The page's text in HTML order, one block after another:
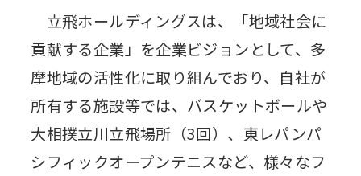
立飛ホールディングスは、「地域社会に
貢献する企業」を企業ビジョンとして、多
摩地域の活性化に取り組んでおり、自社が
所有する施設等では、バスケットボールや
大相撲立川立飛場所（3回）、東レパンパ
シフィックオープンテニスなど、様々なフ